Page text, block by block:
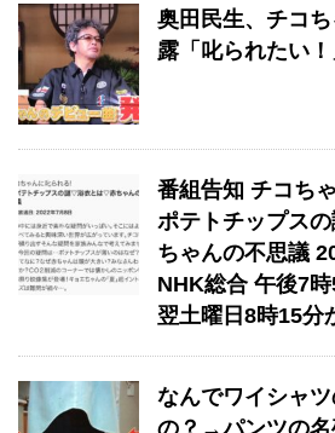
奥田民生、チコ
露「叱られたい！
番組告知 チコち
ポテトチップス
ちゃんの不思議
NHK総合 午後7
翌土曜日8時15分
なんでワイシャ
の？→パンツの名